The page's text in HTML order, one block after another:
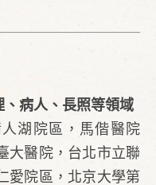
病人、長照等領域
湖院區，馬偕醫院
大醫院，台北市立聯
愛院區，北京大學第